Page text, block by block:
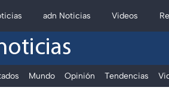
adn Noticias Videos
Mundo Opinión Tendencias